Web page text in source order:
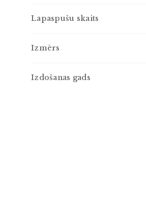
Lapaspušu skaits
Izmērs
Izdošanas gads